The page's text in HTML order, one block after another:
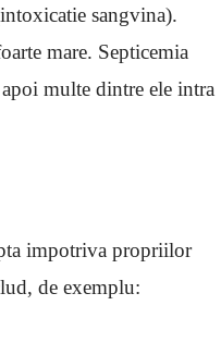
sangvina).
mare. Septicemia
multe dintre ele intra
impotriva propriilor
de exemplu: